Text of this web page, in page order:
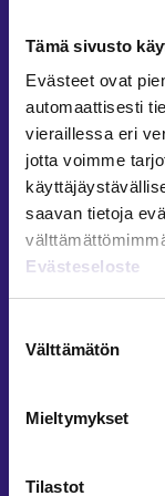
Tämä sivusto
Evästeet ovat
automaattisesti
vieraillessa eri
jotta voimme
saavan tietoja
Evästeseloste
valinta
Välttämätön
Mieltymykset
Tilastot
Jarkko Raitio
19.1.2026
6 min
4.12.2025 7 min